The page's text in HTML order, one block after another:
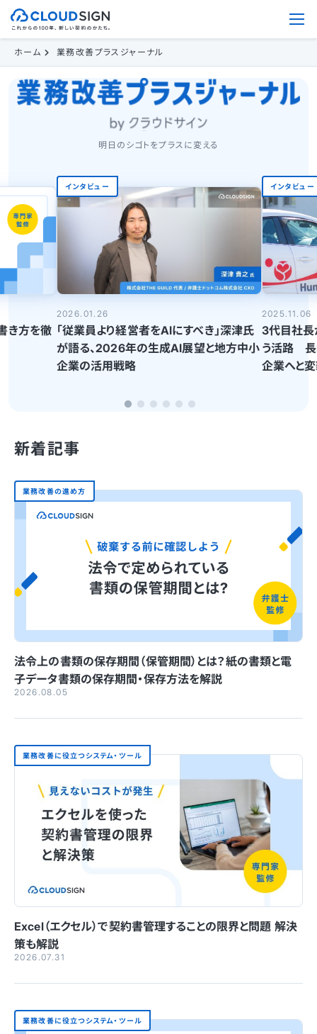
ホーム 業務改善プラスジャーナル
明日のシゴトをプラスに変える
き方を徹
インタビュー
2026.01.26
「従業員より経営者をAIにすべき」深津氏
が語る、2026年の生成AI展望と地方中小
企業の活用戦略
インタビュー
2025.11.06
3代目社長
う活路 長
企業へと
新着記事
業務改善の進め方
2026.08.05
法令上の書類の保存期間（保管期間）とは？紙の書類と電
子データ書類の保存期間・保存方法を解説
業務改善に役立つシステム・ツール
2026.07.31
Excel（エクセル）で契約書管理することの限界と問題 解決
策も解説
業務改善に役立つシステム・ツール